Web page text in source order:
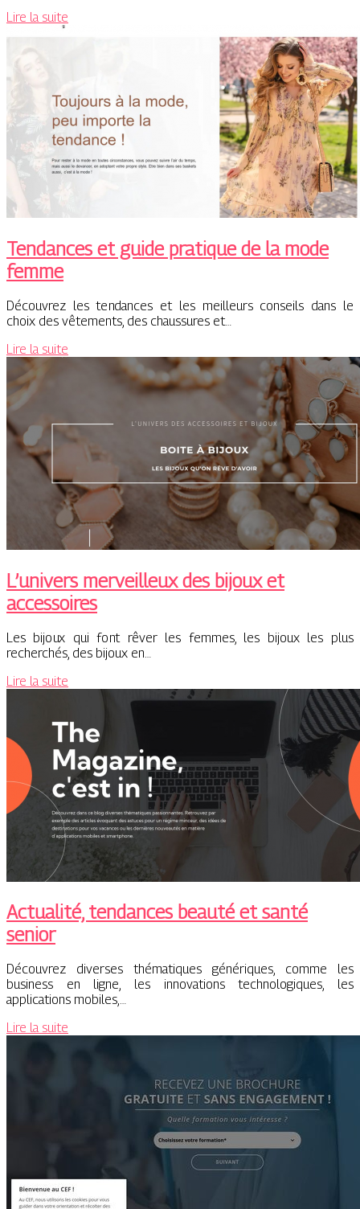
Lire la suite
Tendances et guide pratique de la mode
femme
Découvrez les tendances et les meilleurs conseils dans le
choix des vêtements, des chaussures et…
Lire la suite
L’univers merveilleux des bijoux et
accessoires
Les bijoux qui font rêver les femmes, les bijoux les plus
recherchés, des bijoux en…
Lire la suite
Actualité, tendances beauté et santé
senior
Découvrez diverses thématiques génériques, comme les
business en ligne, les innovations technologiques, les
applications mobiles,…
Lire la suite